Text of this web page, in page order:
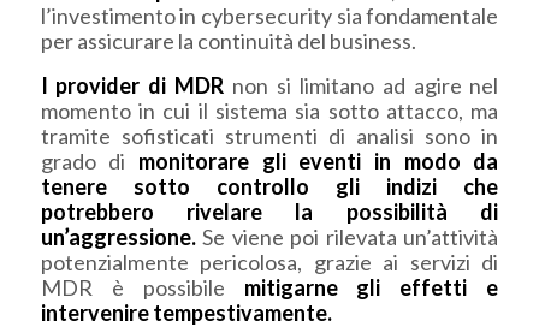
l’investimento in cybersecurity sia fondamentale
per assicurare la continuità del business.
I provider di MDR non si limitano ad agire nel
momento in cui il sistema sia sotto attacco, ma
tramite sofisticati strumenti di analisi sono in
grado di monitorare gli eventi in modo da
tenere sotto controllo gli indizi che
potrebbero rivelare la possibilità di
un’aggressione.Se viene poi rilevata un’attività
potenzialmente pericolosa, grazie ai servizi di
MDR è possibile mitigarne gli effetti e
intervenire tempestivamente.